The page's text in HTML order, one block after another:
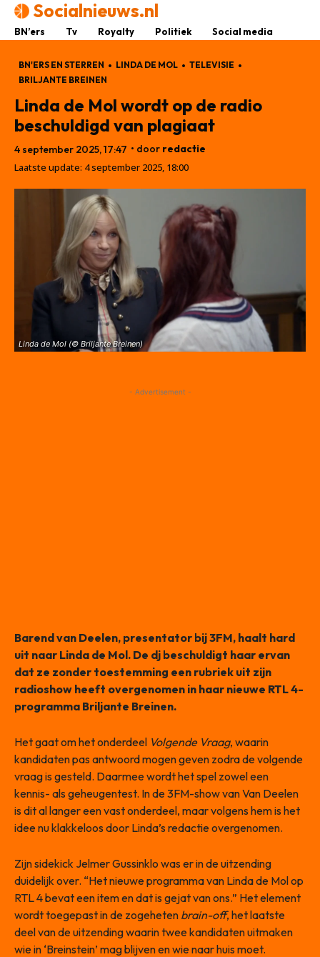
Socialnieuws.nl
BN’ers Tv Royalty Politiek Social media
BN'ERS EN STERREN LINDA DE MOL
TELEVISIE
BRILJANTE BREINEN
Linda de Mol wordt op de radio
beschuldigd van plagiaat
4 september 2025, 17:47 • door redactie
Laatste update: 4 september 2025, 18:00
Linda de Mol (© Briljante Breinen)
- Advertisement -
Barend van Deelen, presentator bij 3FM, haalt hard
uit naar Linda de Mol. De dj beschuldigt haar ervan
dat ze zonder toestemming een rubriek uit zijn
radioshow heeft overgenomen in haar nieuwe RTL 4-
programma Briljante Breinen.
Het gaat om het onderdeel Volgende Vraag, waarin
kandidaten pas antwoord mogen geven zodra de volgende
vraag is gesteld. Daarmee wordt het spel zowel een
kennis- als geheugentest. In de 3FM-show van Van Deelen
is dit al langer een vast onderdeel, maar volgens hem is het
idee nu klakkeloos door Linda’s redactie overgenomen.
Zijn sidekick Jelmer Gussinklo was er in de uitzending
duidelijk over. “Het nieuwe programma van Linda de Mol op
RTL 4 bevat een item en dat is gejat van ons.” Het element
wordt toegepast in de zogeheten brain-off, het laatste
deel van de uitzending waarin twee kandidaten uitmaken
wie in ‘Breinstein’ mag blijven en wie naar huis moet.